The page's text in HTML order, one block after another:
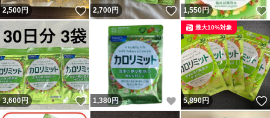
2,500円 いいね！
2,700円 いいね！
1,550円
3,600円 いいね！
1,380円 いいね！
5,890円
最大10%対象